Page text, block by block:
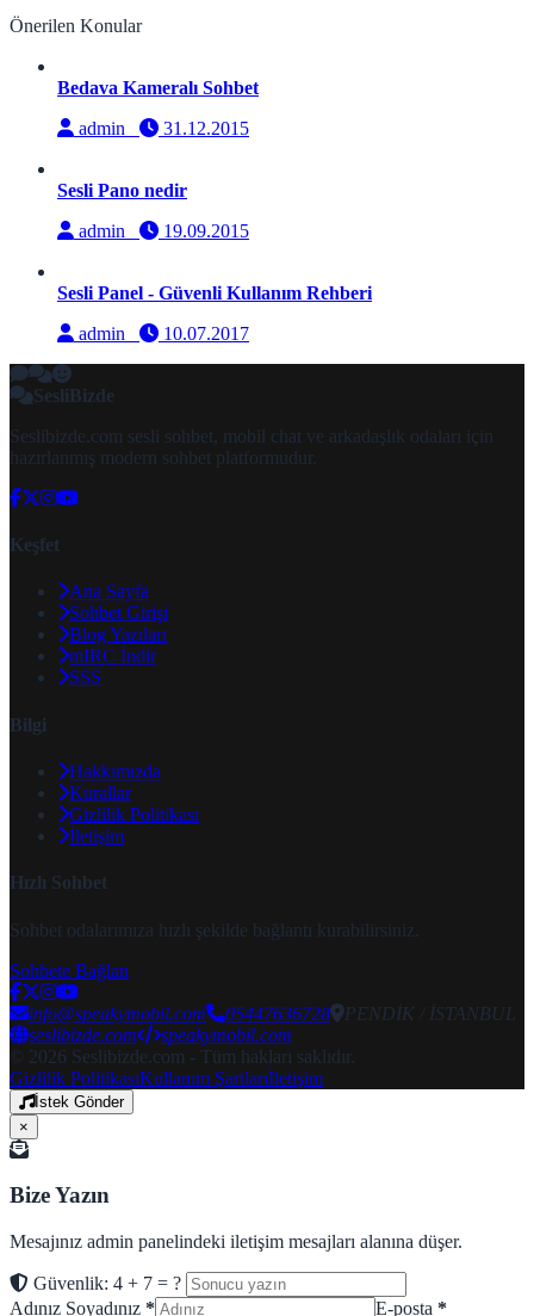
Önerilen Konular
Bedava Kameralı Sohbet
admin
31.12.2015
Sesli Pano nedir
admin
19.09.2015
Sesli Panel - Güvenli Kullanım Rehberi
admin
10.07.2017
SesliBizde
Seslibizde.com sesli sohbet, mobil chat ve arkadaşlık odaları için
hazırlanmış modern sohbet platformudur.
Keşfet
Ana Sayfa
Sohbet Girişi
Blog Yazıları
mIRC İndir
SSS
Bilgi
Hakkımızda
Kurallar
Gizlilik Politikası
İletişim
Hızlı Sohbet
Sohbet odalarımıza hızlı şekilde bağlantı kurabilirsiniz.
Sohbete Bağlan
info@speakymobil.com 05447636728
PENDİK / İSTANBUL
seslibizde.com
speakymobil.com
© 2026 Seslibizde.com - Tüm hakları saklıdır.
Gizlilik PolitikasıKullanım Şartlarıİletişim
İstek Gönder
×
Bize Yazın
Mesajınız admin panelindeki iletişim mesajları alanına düşer.
Güvenlik: 4 + 7 = ?
Adınız Soyadınız * E-posta *